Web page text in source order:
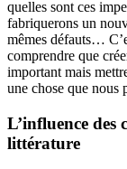
quelles sont ces
fabriquerons un
mêmes défauts…
comprendre que
important mais
une chose que nous
L’influence des
littérature